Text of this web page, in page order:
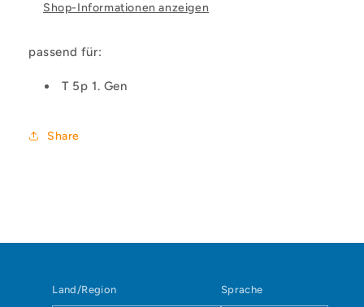
Shop-Informationen anzeigen
passend für:
T 5p 1. Gen
Share
Land/Region Sprache